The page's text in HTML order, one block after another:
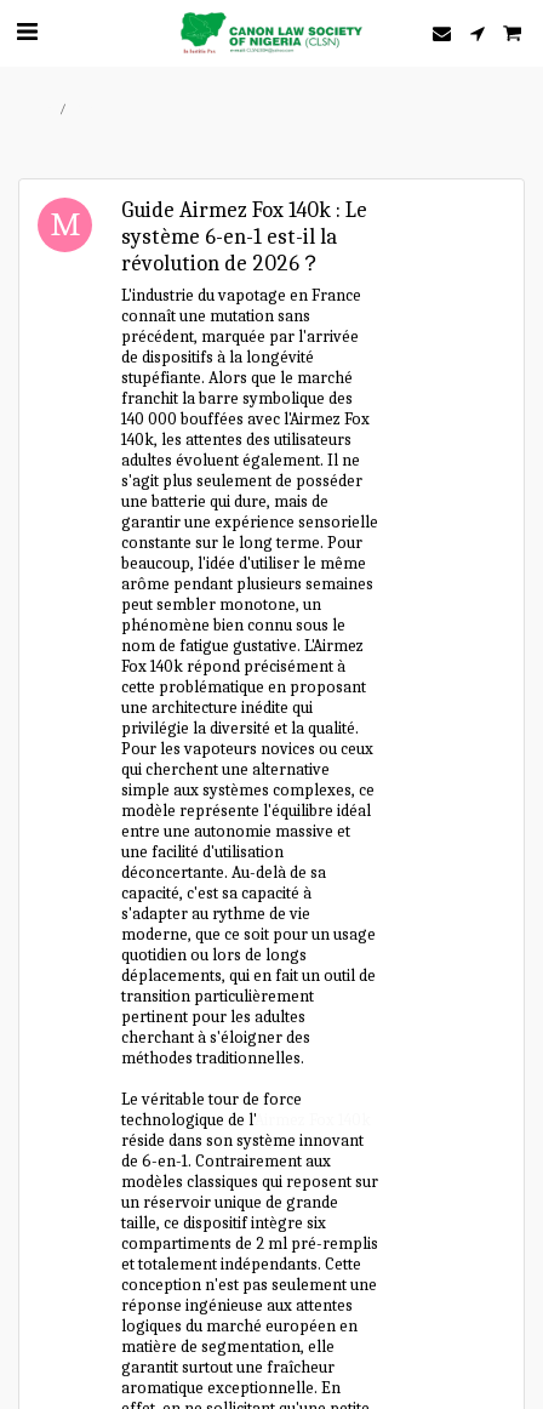
Guide Airmez Fox 140k : Le
système 6-en-1 est-il la
révolution de 2026？
L'industrie du vapotage en France
connaît une mutation sans
précédent, marquée par l'arrivée
de dispositifs à la longévité
stupéfiante. Alors que le marché
franchit la barre symbolique des
140 000 bouffées avec l'Airmez Fox
140k, les attentes des utilisateurs
adultes évoluent également. Il ne
s'agit plus seulement de posséder
une batterie qui dure, mais de
garantir une expérience sensorielle
constante sur le long terme. Pour
beaucoup, l'idée d'utiliser le même
arôme pendant plusieurs semaines
peut sembler monotone, un
phénomène bien connu sous le
nom de fatigue gustative. L'Airmez
Fox 140k répond précisément à
cette problématique en proposant
une architecture inédite qui
privilégie la diversité et la qualité.
Pour les vapoteurs novices ou ceux
qui cherchent une alternative
simple aux systèmes complexes, ce
modèle représente l'équilibre idéal
entre une autonomie massive et
une facilité d'utilisation
déconcertante. Au-delà de sa
capacité, c'est sa capacité à
s'adapter au rythme de vie
moderne, que ce soit pour un usage
quotidien ou lors de longs
déplacements, qui en fait un outil de
transition particulièrement
pertinent pour les adultes
cherchant à s'éloigner des
méthodes traditionnelles.
Le véritable tour de force
technologique de l'Airmez Fox 140k
réside dans son système innovant
de 6-en-1. Contrairement aux
modèles classiques qui reposent sur
un réservoir unique de grande
taille, ce dispositif intègre six
compartiments de 2 ml pré-remplis
et totalement indépendants. Cette
conception n'est pas seulement une
réponse ingénieuse aux attentes
logiques du marché européen en
matière de segmentation, elle
garantit surtout une fraîcheur
aromatique exceptionnelle. En